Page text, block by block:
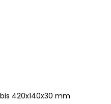
420x140x30 mm